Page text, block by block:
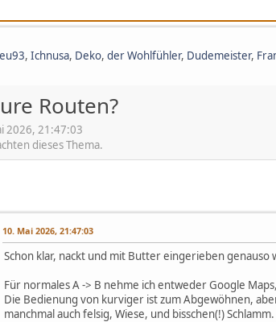
, Ichnusa, Deko, der Wohlfühler, Dudemeister,
Routen?
2026, 21:47:03
dieses Thema.
10. Mai 2026, 21:47:03
Schon klar, nackt und mit Butter eingerieben genauso
Für normales A -> B nehme ich entweder Google
Die Bedienung von kurviger ist zum Abgewöhnen,
manchmal auch felsig, Wiese, und bisschen(!)